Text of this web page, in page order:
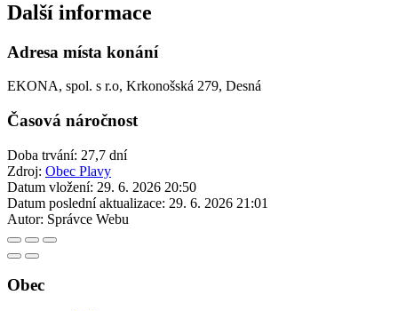
Další informace
Adresa místa konání
EKONA, spol. s r.o, Krkonošská 279, Desná
Časová náročnost
Doba trvání: 27,7 dní
Zdroj: Obec Plavy
Datum vložení: 29. 6. 2026 20:50
Datum poslední aktualizace: 29. 6. 2026 21:01
Autor: Správce Webu
Obec